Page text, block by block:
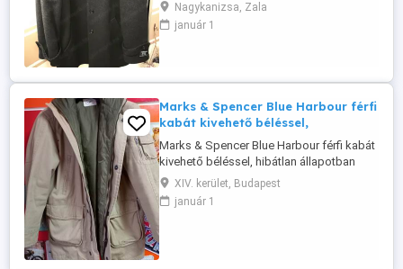
hidegebb időkre, színházba, elegáns
rendezvényekre! Olasz termék és
Átvehető Nagykanizsán.
Nagykanizsa, Zala
január 1
Marks & Spencer Blue Harbour férfi
kabát kivehető béléssel,
Marks & Spencer Blue Harbour férfi kabát
kivehető béléssel, hibátlan állapotban
Méret: M Ár:10000 Ft
XIV. kerület, Budapest
január 1